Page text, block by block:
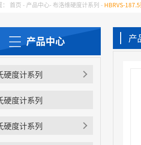
首页 - 产品中心-布洛维硬度计系列 - HBRVS-
产品中心
硬度计系列
硬度计系列
硬度计系列
产